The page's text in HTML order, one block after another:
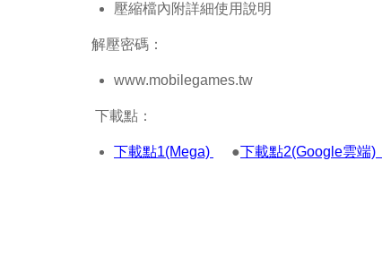
壓縮檔內附詳細使用說明
解壓密碼：
www.mobilegames.tw
下載點：
下載點1(Mega) ●下載點2(Google雲端)